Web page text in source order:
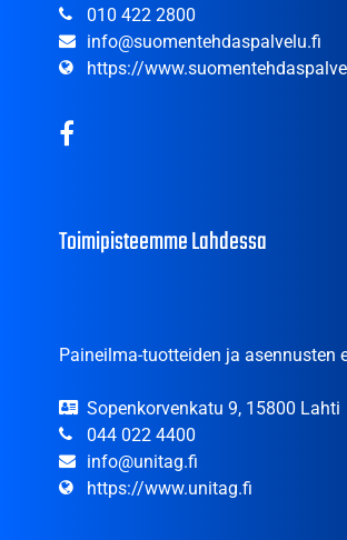
010 422 2800
info@suomentehdaspalvelu.fi
https://
Toimipisteemme Lahdessa
Paineilma-tuotteiden ja asennusten
Sopenkorvenkatu 9, 15800 Lahti
044 022 4400
info@unitag.fi
https://www.unitag.fi